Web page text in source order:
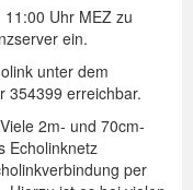
Uhr MEZ zu
ein.
unter dem
354399 erreichbar.
2m- und 70cm-
Echolinknetz
per